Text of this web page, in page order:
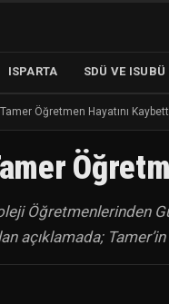
ISPARTA SDÜ VE ISUBÜ
Öğretmen Hayatını
Öğretmenlerinden
açıklamada;